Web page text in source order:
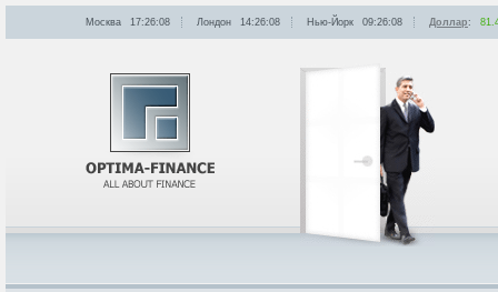
Москва 17:26:08 Лондон 14:26:08 Нью-Йорк 09:26:08 Доллар: